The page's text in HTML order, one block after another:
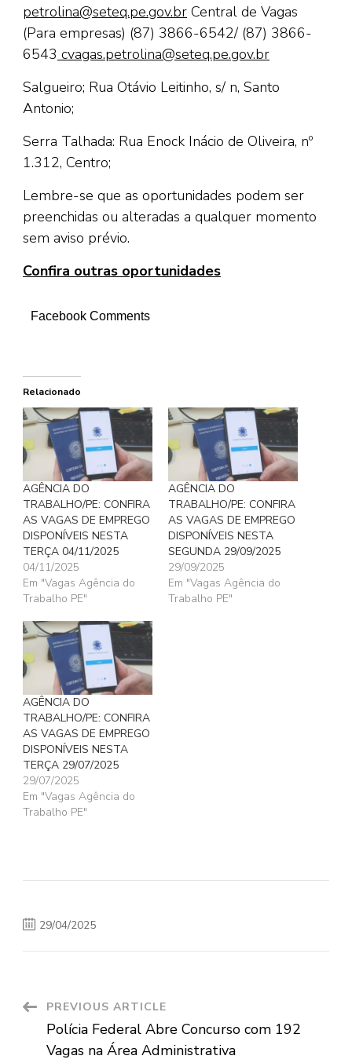
petrolina@seteq.pe.gov.br Central de Vagas
(Para empresas) (87) 3866-6542/ (87) 3866-
6543 cvagas.petrolina@seteq.pe.gov.br
Salgueiro; Rua Otávio Leitinho, s/ n, Santo
Antonio;
Serra Talhada: Rua Enock Inácio de Oliveira, nº
1.312, Centro;
Lembre-se que as oportunidades podem ser
preenchidas ou alteradas a qualquer momento
sem aviso prévio.
Confira outras oportunidades
Facebook Comments
Relacionado
AGÊNCIA DO
TRABALHO/PE: CONFIRA
AS VAGAS DE EMPREGO
DISPONÍVEIS NESTA
TERÇA 04/11/2025
04/11/2025
Em "Vagas Agência do
Trabalho PE"
AGÊNCIA DO
TRABALHO/PE: CONFIRA
AS VAGAS DE EMPREGO
DISPONÍVEIS NESTA
SEGUNDA 29/09/2025
29/09/2025
Em "Vagas Agência do
Trabalho PE"
AGÊNCIA DO
TRABALHO/PE: CONFIRA
AS VAGAS DE EMPREGO
DISPONÍVEIS NESTA
TERÇA 29/07/2025
29/07/2025
Em "Vagas Agência do
Trabalho PE"
29/04/2025
Post
Navigation
PREVIOUS ARTICLE
Polícia Federal Abre Concurso com 192
Vagas na Área Administrativa